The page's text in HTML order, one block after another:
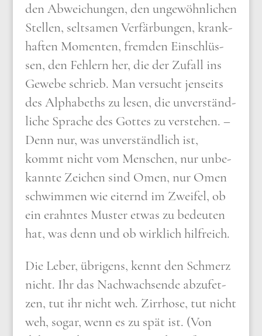
den Abwei­chun­gen, den unge­wöhn­li­chen
Stel­len, selt­sa­men Ver­fär­bun­gen, krank­
haf­ten Momen­ten, frem­den Ein­schlüs­
sen, den Feh­lern her, die der Zufall ins
Gewe­be schrieb. Man ver­sucht jen­seits
des Alpha­beths zu lesen, die unver­ständ­
li­che Spra­che des Got­tes zu ver­ste­hen. –
Denn nur, was unver­ständ­lich ist,
kommt nicht vom Men­schen, nur unbe­
kann­te Zei­chen sind Omen, nur Omen
schwim­men wie eiternd im Zwei­fel, ob
ein erahn­tes Muster etwas zu bedeu­ten
hat, was denn und ob wirk­lich hilf­reich.
Die Leber, übri­gens, kennt den Schmerz
nicht. Ihr das Nach­wach­sen­de abzu­fet­
zen, tut ihr nicht weh. Zir­rho­se, tut nicht
weh, sogar, wenn es zu spät ist. (Von